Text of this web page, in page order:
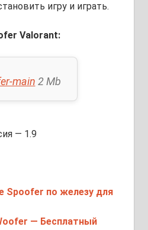
игру и играть.
Valorant:
main 2 Mb
— 1.9
Spoofer по железу для
— Бесплатный